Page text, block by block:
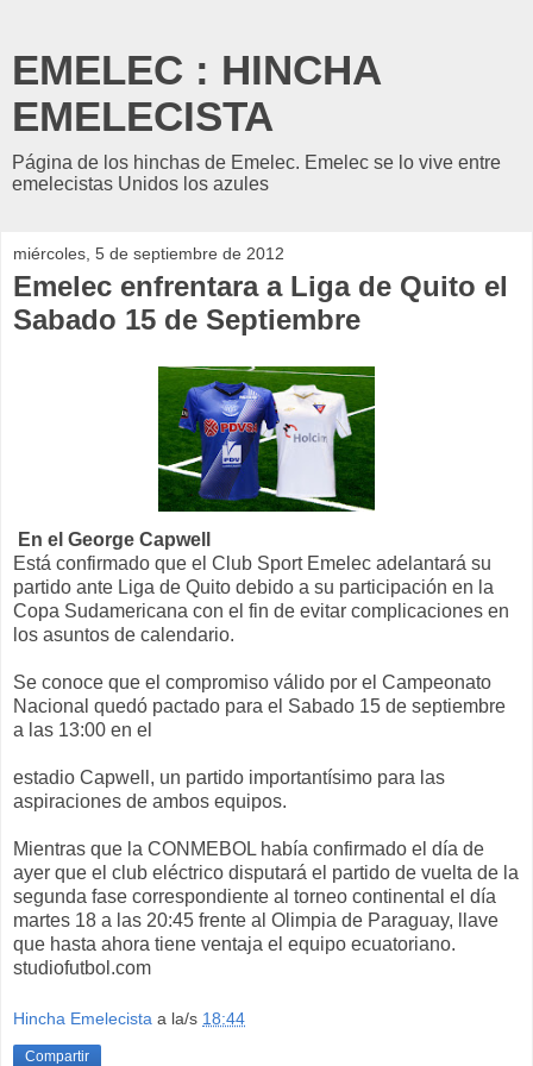
EMELEC : HINCHA
EMELECISTA
Página de los hinchas de Emelec. Emelec se lo vive entre
emelecistas Unidos los azules
miércoles, 5 de septiembre de 2012
Emelec enfrentara a Liga de Quito el
Sabado 15 de Septiembre
En el George Capwell
Está confirmado que el Club Sport Emelec adelantará su
partido ante Liga de Quito debido a su participación en la
Copa Sudamericana con el fin de evitar complicaciones en
los asuntos de calendario.
Se conoce que el compromiso válido por el Campeonato
Nacional quedó pactado para el Sabado 15 de septiembre
a las 13:00 en el
estadio Capwell, un partido importantísimo para las
aspiraciones de ambos equipos.
Mientras que la CONMEBOL había confirmado el día de
ayer que el club eléctrico disputará el partido de vuelta de la
segunda fase correspondiente al torneo continental el día
martes 18 a las 20:45 frente al Olimpia de Paraguay, llave
que hasta ahora tiene ventaja el equipo ecuatoriano.
studiofutbol.com
Hincha Emelecista a la/s 18:44
Compartir